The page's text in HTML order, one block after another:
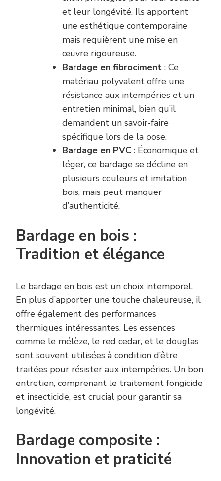
et leur longévité. Ils apportent
une esthétique contemporaine
mais requièrent une mise en
œuvre rigoureuse.
Bardage en fibrociment : Ce
matériau polyvalent offre une
résistance aux intempéries et un
entretien minimal, bien qu’il
demandent un savoir-faire
spécifique lors de la pose.
Bardage en PVC : Économique et
léger, ce bardage se décline en
plusieurs couleurs et imitation
bois, mais peut manquer
d’authenticité.
Bardage en bois :
Tradition et élégance
Le bardage en bois est un choix intemporel.
En plus d’apporter une touche chaleureuse, il
offre également des performances
thermiques intéressantes. Les essences
comme le mélèze, le red cedar, et le douglas
sont souvent utilisées à condition d’être
traitées pour résister aux intempéries. Un bon
entretien, comprenant le traitement fongicide
et insecticide, est crucial pour garantir sa
longévité.
Bardage composite :
Innovation et praticité